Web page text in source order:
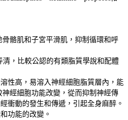
骼肌和子宮平滑肌，抑制循環和呼
，比較公認的有類脂質學說和配體
性高，易溶入神經細胞脂質層內，能
經細胞功能改變，從而抑制神經傳
衝動的發生和傳遞，引起全身麻醉。
功能的改變。